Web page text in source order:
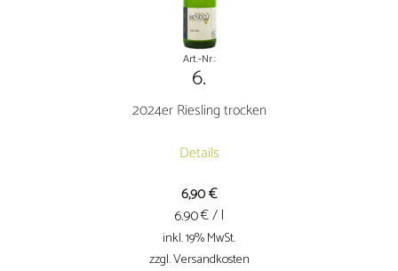
Art.-Nr.:
6.
2024er Riesling trocken
Details
6,90€
6.90€ / l
inkl. 19% MwSt.
zzgl. Versandkosten